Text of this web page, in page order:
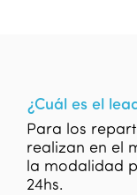
¿Cuál es el
Para los
realizan en el
la modalidad
24hs.